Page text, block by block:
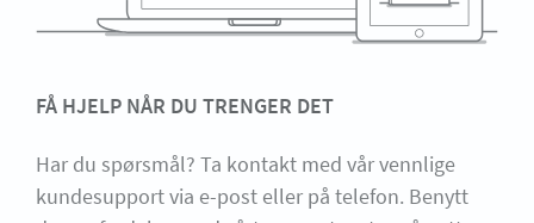
FÅ HJELP NÅR DU TRENGER DET
Har du spørsmål? Ta kontakt med vår vennlige
kundesupport via e-post eller på telefon. Benytt